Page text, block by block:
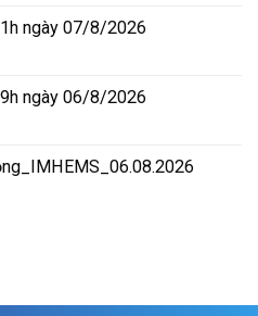
ngày 07/8/2026
ngày 06/8/2026